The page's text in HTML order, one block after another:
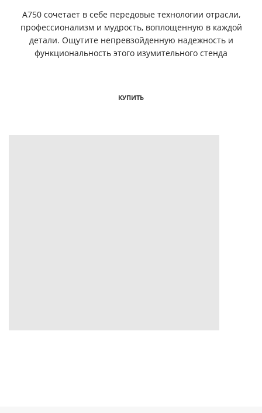
A750 сочетает в себе передовые технологии отрасли,
профессионализм и мудрость, воплощенную в каждой
детали. Ощутите непревзойденную надежность и
функциональность этого изумительного стенда
КУПИТЬ